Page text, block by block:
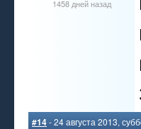
1458 дней назад
#14- 24 августа 2013,